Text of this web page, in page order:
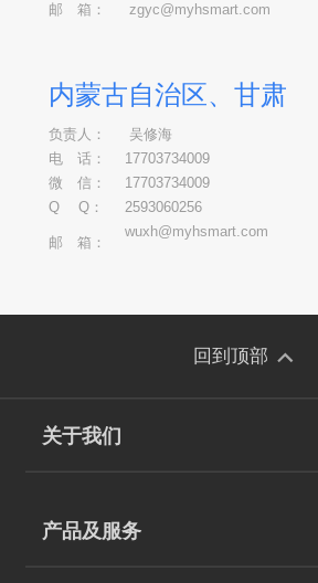
邮 箱：
zgyc@myhsmart.com
内蒙古自治区、甘肃
负责人：
吴修海
电 话：
17703734009
微 信：
17703734009
Q Q：
2593060256
邮 箱：
wuxh@myhsmart.com
回到顶部
关于我们
产品及服务